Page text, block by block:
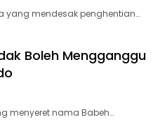
yang mendesak penghentian…
Boleh Mengganggu
menyeret nama Babeh…